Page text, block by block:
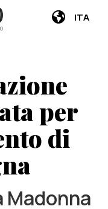
ITA
per
di
Madonna